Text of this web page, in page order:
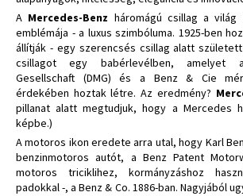
A Mercedes-Benz háromágú csillag a
emblémája - a luxus szimbóluma. 1925-ben
állítják - egy szerencsés csillag alatt
csillagot egy babérlevélben, amelyet a
Gesellschaft (DMG) és a Benz & Cie
érdekében hoztak létre. Az eredmény?
pillanat alatt megtudjuk, hogy a Mercedes
képbe.)
A motoros ikon eredete arra utal, hogy Karl
benzinmotoros autót, a Benz Patent
motoros triciklihez, kormányzáshoz
padokkal -, a Benz & Co. 1886-ban. Nagyjából